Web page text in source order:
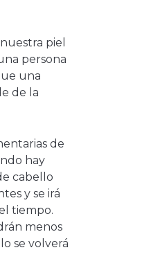
piel
persona
una
de la
de
hay
cabello
y se irá
tiempo.
menos
se volverá